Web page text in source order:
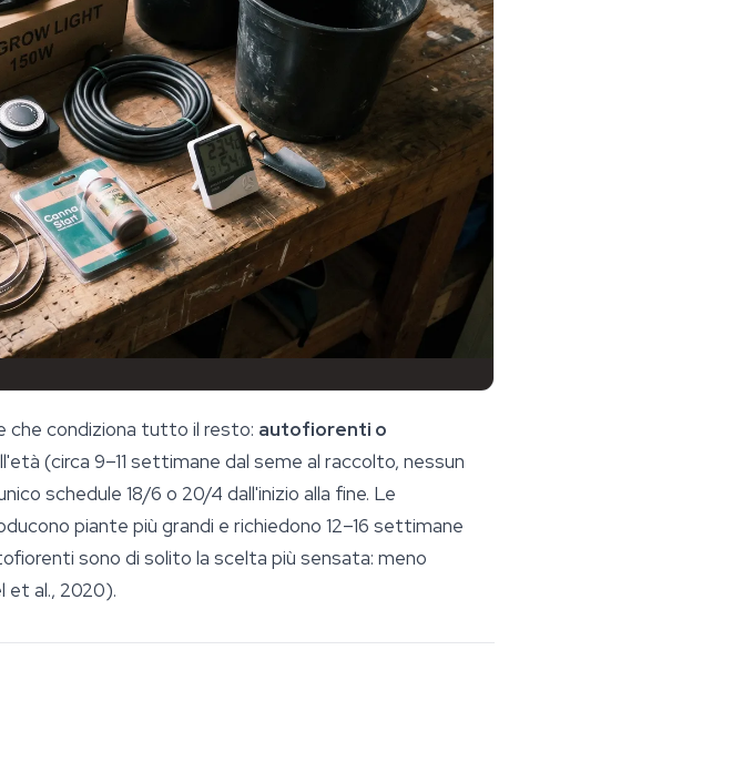
che condiziona tutto il resto: autofiorenti o
(circa 9–11 settimane dal seme al raccolto, nessun
schedule 18/6 o 20/4 dall'inizio alla fine. Le
piante più grandi e richiedono 12–16 settimane
sono di solito la scelta più sensata: meno
et al., 2020).